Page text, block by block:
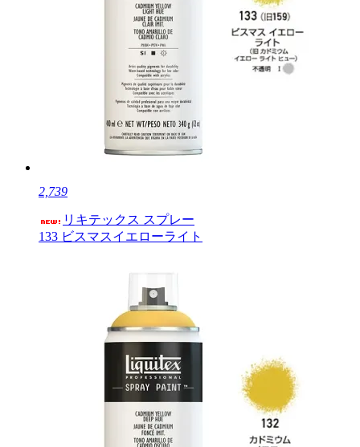
2,739
リキテックス スプレー
133 ビスマスイエローライト